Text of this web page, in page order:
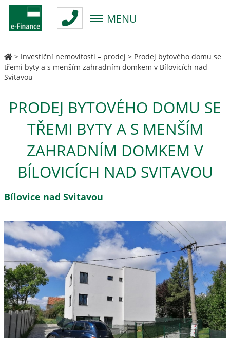
MENU
> Investiční nemovitosti – prodej > Prodej bytového domu se
třemi byty a s menším zahradním domkem v Bílovicích nad
Svitavou
PRODEJ BYTOVÉHO DOMU SE
TŘEMI BYTY A S MENŠÍM
ZAHRADNÍM DOMKEM V
BÍLOVICÍCH NAD SVITAVOU
Bílovice nad Svitavou